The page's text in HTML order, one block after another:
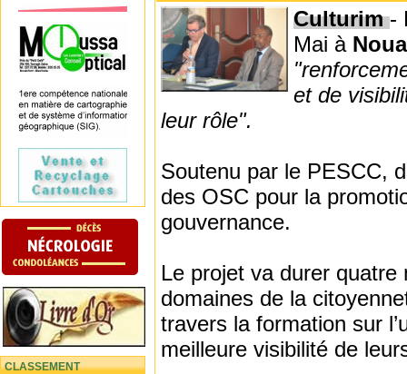
CLASSEMENT
Culturim-
Mai à
et de
leur rôle".
Soutenu par le PESCC,
des OSC pour la
gouvernance.
Le projet va durer
domaines de la
travers la formation sur
meilleure visibilité de